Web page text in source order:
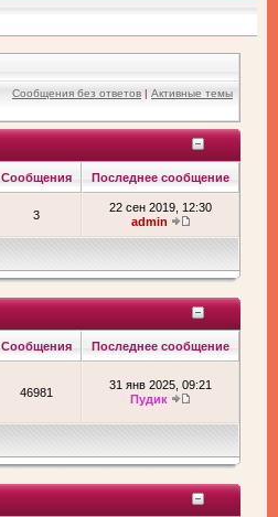
Сообщения без ответов | Активные темы
Сообщения Последнее сообщение
3
22 сен 2019, 12:30
admin
Сообщения Последнее сообщение
46981
31 янв 2025, 09:21
Пудик